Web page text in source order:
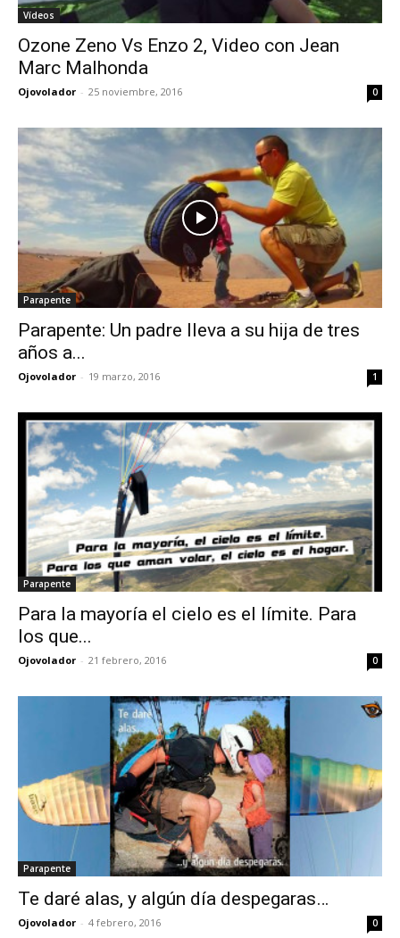
Vídeos
Ozone Zeno Vs Enzo 2, Video con Jean
Marc Malhonda
Ojovolador - 25 noviembre, 2016 0
Parapente
Parapente: Un padre lleva a su hija de tres
años a...
Ojovolador - 19 marzo, 2016 1
Parapente
Para la mayoría el cielo es el límite. Para
los que...
Ojovolador - 21 febrero, 2016 0
Parapente
Te daré alas, y algún día despegaras…
Ojovolador - 4 febrero, 2016 0